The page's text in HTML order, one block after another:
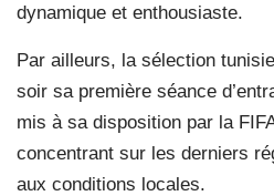
dynamique et enthousiaste.
Par ailleurs, la sélection
soir sa première séance
mis à sa disposition par la
concentrant sur les derniers
aux conditions locales.